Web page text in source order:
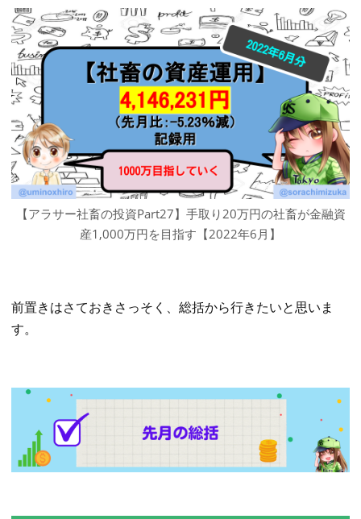
【アラサー社畜の投資Part27】手取り20万円の社畜が金融資
産1,000万円を目指す【2022年6月】
前置きはさておきさっそく、総括から行きたいと思いま
す。